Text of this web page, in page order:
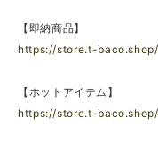
【即納商品】
https://store.t-
【ホットアイテム】
https://store.t-